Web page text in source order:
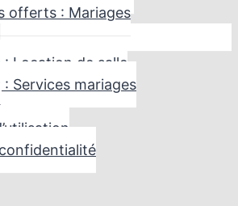
offerts : Mariages
fermer
Location de salle
Services mariages